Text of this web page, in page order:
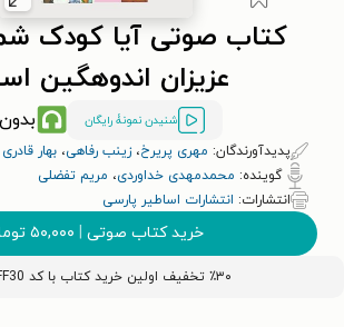
کتاب صوتی آیا کودک
عزیزان اندوهگین
شنیدن نمونۀ رایگان
پدیدآورندگان: مهری پریرخ، زینب رفاهی، بهار قادری
گوینده: محمدمهدی خداوردی، مریم تفضلی
انتشارات: انتشارات اساطیر پارسی
خرید کتاب صوتی | ۵۰,۰۰۰
٪۳۰ تخفیف اولین خرید کتاب با کد